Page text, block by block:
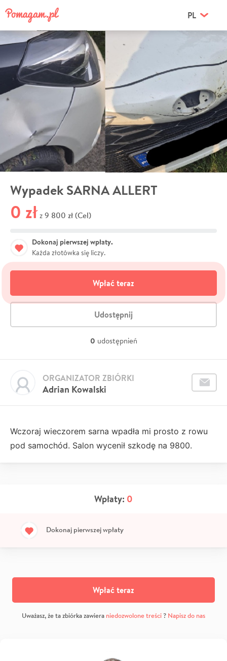
PL
Wypadek SARNA ALLERT
0 zł z 9 800 zł (Cel)
Dokonaj pierwszej wpłaty.
Każda złotówka się liczy.
Wpłać teraz
Udostępnij
0 udostępnień
Adrian Kowalski
ORGANIZATOR ZBIÓRKI
Wczoraj wieczorem sarna wpadła mi prosto z rowu
pod samochód. Salon wycenił szkodę na 9800.
Wpłaty: 0
Dokonaj pierwszej wpłaty
Wpłać teraz
Uważasz, że ta zbiórka zawiera niedozwolone treści? Napisz do nas